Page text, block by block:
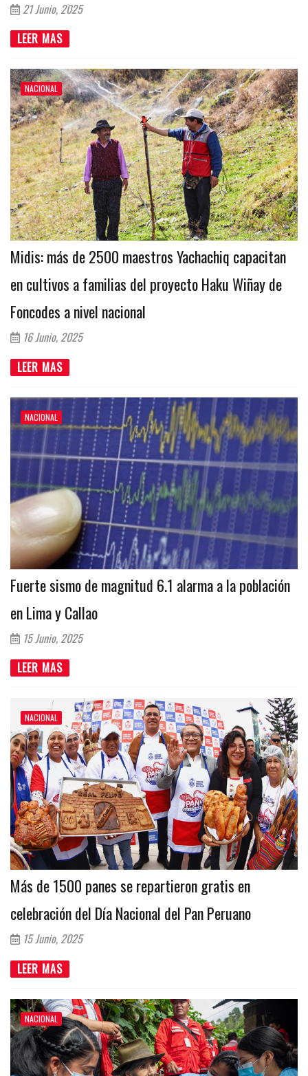
21 Junio, 2025
LEER MAS
NACIONAL
Midis: más de 2500 maestros Yachachiq capacitan
en cultivos a familias del proyecto Haku Wiñay de
Foncodes a nivel nacional
16 Junio, 2025
LEER MAS
NACIONAL
Fuerte sismo de magnitud 6.1 alarma a la población
en Lima y Callao
15 Junio, 2025
LEER MAS
NACIONAL
Más de 1500 panes se repartieron gratis en
celebración del Día Nacional del Pan Peruano
15 Junio, 2025
LEER MAS
NACIONAL